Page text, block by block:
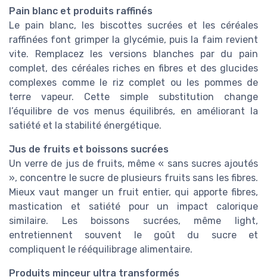
Pain blanc et produits raffinés
Le pain blanc, les biscottes sucrées et les céréales
raffinées font grimper la glycémie, puis la faim revient
vite. Remplacez les versions blanches par du pain
complet, des céréales riches en fibres et des glucides
complexes comme le riz complet ou les pommes de
terre vapeur. Cette simple substitution change
l’équilibre de vos menus équilibrés, en améliorant la
satiété et la stabilité énergétique.
Jus de fruits et boissons sucrées
Un verre de jus de fruits, même « sans sucres ajoutés
», concentre le sucre de plusieurs fruits sans les fibres.
Mieux vaut manger un fruit entier, qui apporte fibres,
mastication et satiété pour un impact calorique
similaire. Les boissons sucrées, même light,
entretiennent souvent le goût du sucre et
compliquent le rééquilibrage alimentaire.
Produits minceur ultra transformés